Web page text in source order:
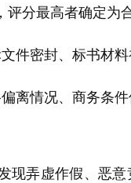
分最高者确定为
文件密封、 标书材料
离情况、商务条
现弄虚作假、恶